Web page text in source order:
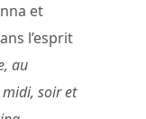
et
l’esprit
au
soir et